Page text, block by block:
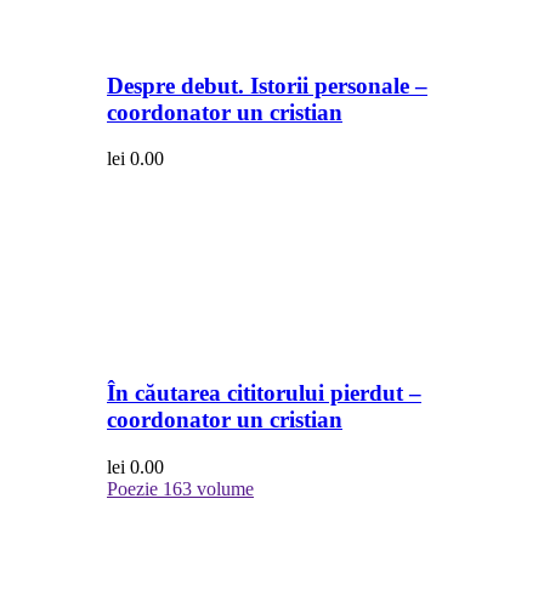
Despre debut. Istorii personale –
coordonator un cristian
lei 0.00
În căutarea cititorului pierdut –
coordonator un cristian
lei 0.00
Poezie 163 volume